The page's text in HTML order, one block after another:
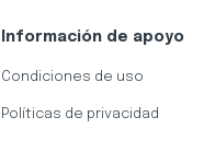
Información de apoyo
Condiciones de uso
Políticas de privacidad